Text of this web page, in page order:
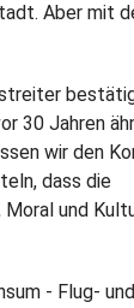
Aber mit
30 Jahren
wir den
dass die
und
- Flug- und